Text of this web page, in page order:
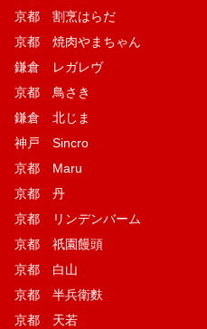
京都 割烹はらだ
京都 焼肉やまちゃん
鎌倉 レガレヴ
京都 鳥さき
鎌倉 北じま
神戸 Sincro
京都 Maru
京都 丹
京都 リンデンバーム
京都 祇園饅頭
京都 白山
京都 半兵衛麩
京都 天若